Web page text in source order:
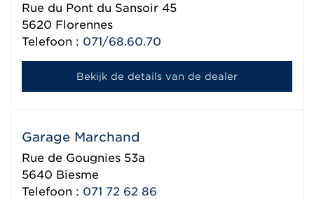
Rue du Pont du Sansoir 45
5620 Florennes
Telefoon : 071/68.60.70
Bekijk de details van de dealer
Garage Marchand
Rue de Gougnies 53a
5640 Biesme
Telefoon : 071 72 62 86